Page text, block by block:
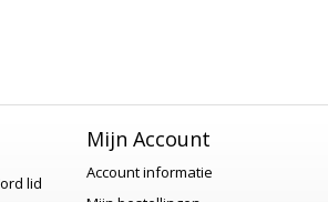
lid
Mijn Account
Account informatie